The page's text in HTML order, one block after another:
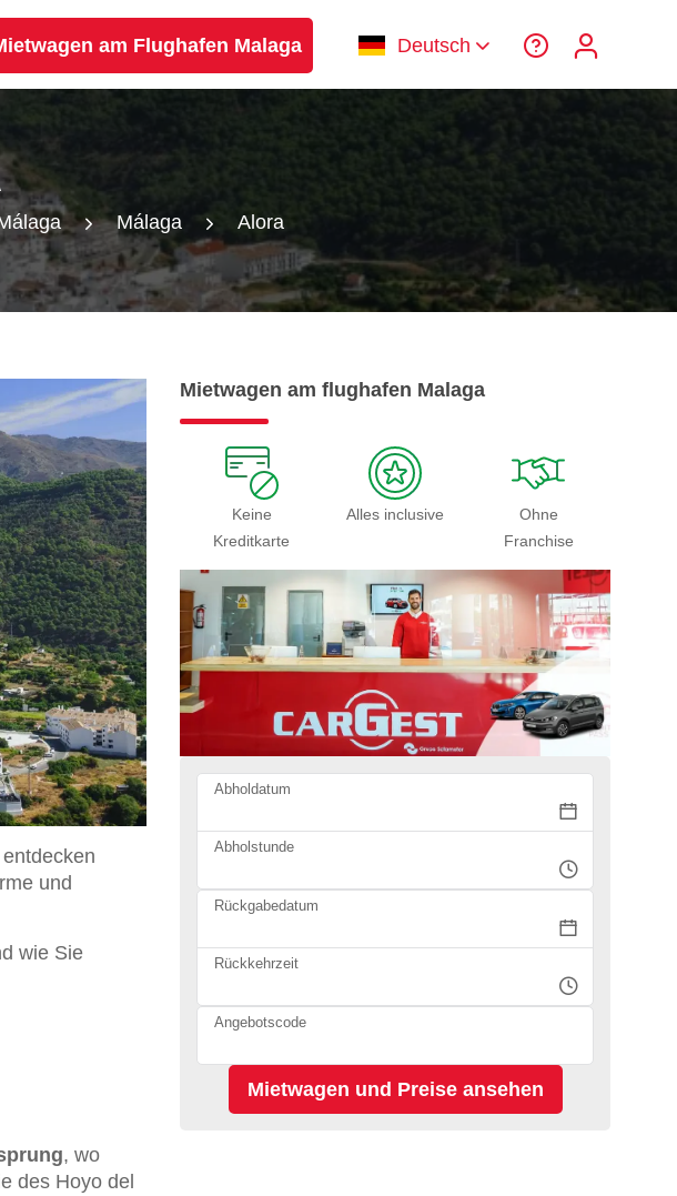
am Flughafen Malaga Deutsch
Málaga Alora
und
wie Sie
, wo
des Hoyo del
Mietwagen am flughafen Malaga
Keine
Kreditkarte
Alles inclusive
Ohne
Franchise
Abholdatum
Abholstunde
Rückgabedatum
Rückkehrzeit
Angebotscode